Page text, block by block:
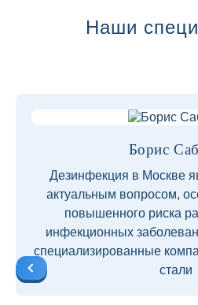
Наши
Борис
Дезинфекция в Москве
актуальным вопросом,
повышенного риска
инфекционных
специализированные
стали